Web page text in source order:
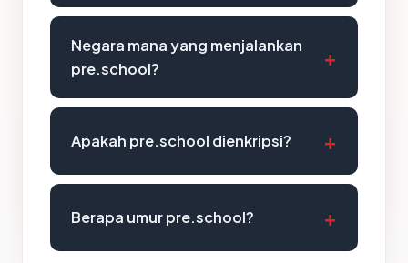
Negara mana yang menjalankan
pre.school?
Apakah pre.school dienkripsi?
Berapa umur pre.school?